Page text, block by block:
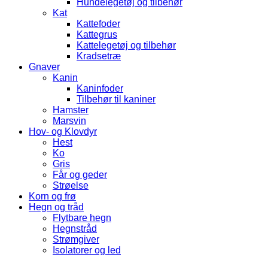
Kat
Kattefoder
Kattegrus
Kattelegetøj og tilbehør
Kradsetræ
Gnaver
Kanin
Kaninfoder
Tilbehør til kaniner
Hamster
Marsvin
Hov- og Klovdyr
Hest
Ko
Gris
Får og geder
Strøelse
Korn og frø
Hegn og tråd
Flytbare hegn
Hegnstråd
Strømgiver
Isolatorer og led